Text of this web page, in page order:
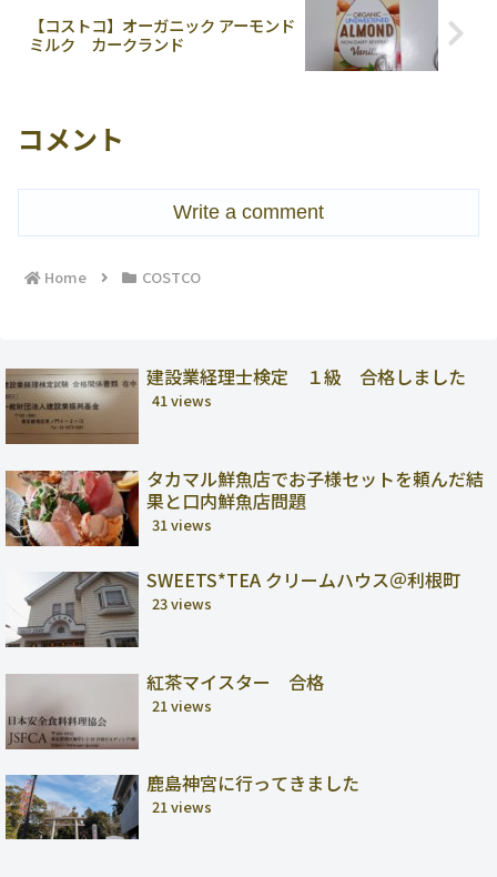
【コストコ】オーガニック アーモンド
ミルク カークランド
コメント
Write a comment
Home COSTCO
建設業経理士検定 １級 合格しました
41 views
タカマル鮮魚店でお子様セットを頼んだ結
果と口内鮮魚店問題
31 views
SWEETS*TEA クリームハウス＠利根町
23 views
紅茶マイスター 合格
21 views
鹿島神宮に行ってきました
21 views